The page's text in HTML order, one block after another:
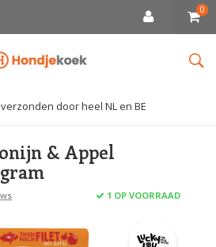
0
door heel NL en BE
& Appel
1 OP VOORRAAD